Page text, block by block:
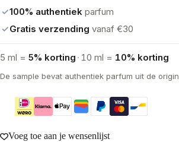
aantal
✓100% authentiek parfum
✓Gratis verzending vanaf €30
5 ml = 5% korting · 10 ml = 10% korting
De sample bevat authentiek parfum uit de
Voeg toe aan je wensenlijst